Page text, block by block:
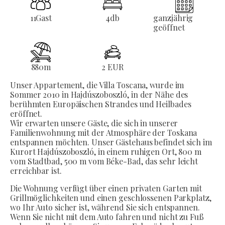
11Gast 4db
ganzjährig
geöffnet
880m
2 EUR
Unser Appartement, die Villa Toscana, wurde im
Sommer 2010 in Hajdúszoboszló, in der Nähe des
berühmten Europäischen Strandes und Heilbades
eröffnet.
Wir erwarten unsere Gäste, die sich in unserer
Familienwohnung mit der Atmosphäre der Toskana
entspannen möchten. Unser Gästehaus befindet sich im
Kurort Hajdúszoboszló, in einem ruhigen Ort, 800 m
vom Stadtbad, 500 m vom Béke-Bad, das sehr leicht
erreichbar ist.
Die Wohnung verfügt über einen privaten Garten mit
Grillmöglichkeiten und einen geschlossenen Parkplatz,
wo Ihr Auto sicher ist, während Sie sich entspannen.
Wenn Sie nicht mit dem Auto fahren und nicht zu Fuß